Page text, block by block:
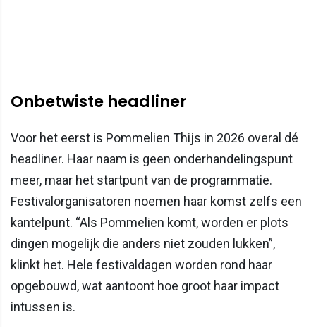
Onbetwiste headliner
Voor het eerst is Pommelien Thijs in 2026 overal dé
headliner. Haar naam is geen onderhandelingspunt
meer, maar het startpunt van de programmatie.
Festivalorganisatoren noemen haar komst zelfs een
kantelpunt. “Als Pommelien komt, worden er plots
dingen mogelijk die anders niet zouden lukken”,
klinkt het. Hele festivaldagen worden rond haar
opgebouwd, wat aantoont hoe groot haar impact
intussen is.